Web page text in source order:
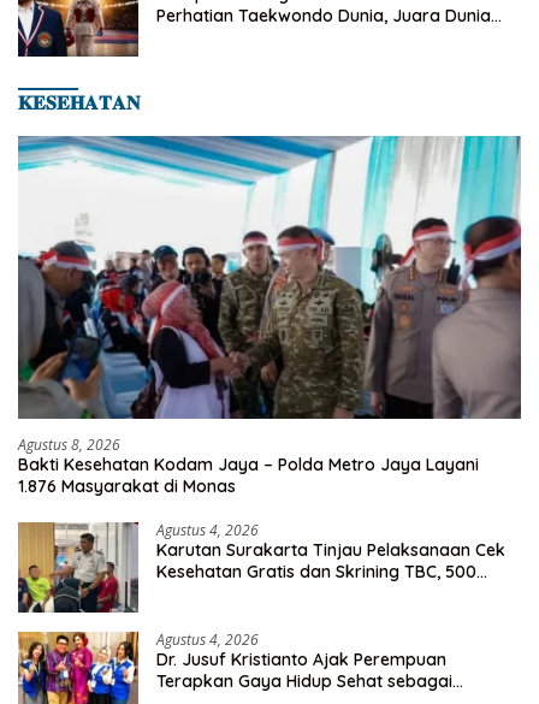
Perhatian Taekwondo Dunia, Juara Dunia
𝐊𝐄𝐒𝐄𝐇𝐀𝐓𝐀𝐍
Agustus 8, 2026
Bakti Kesehatan Kodam Jaya – Polda Metro Jaya Layani
1.876 Masyarakat di Monas
Agustus 4, 2026
Karutan Surakarta Tinjau Pelaksanaan Cek
Kesehatan Gratis dan Skrining TBC, 500
Agustus 4, 2026
Dr. Jusuf Kristianto Ajak Perempuan
Terapkan Gaya Hidup Sehat sebagai